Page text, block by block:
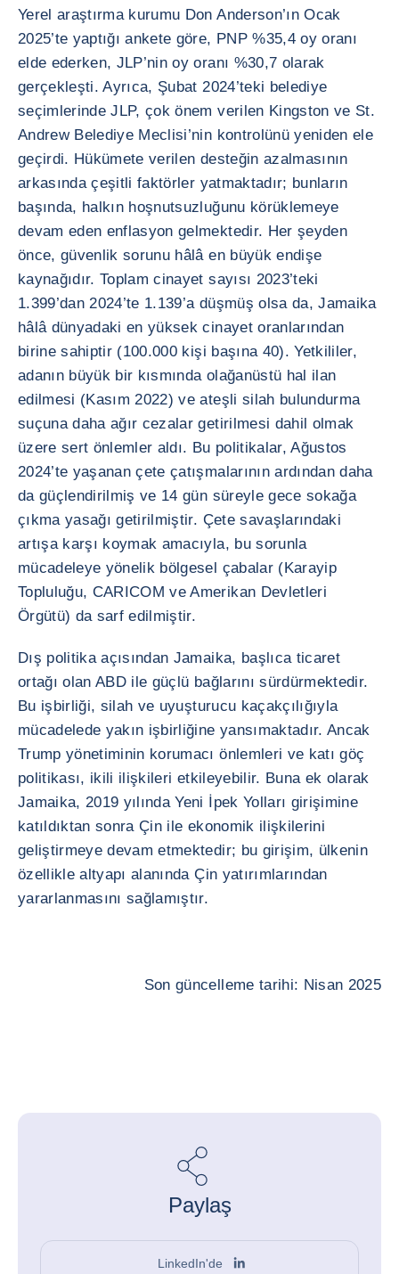
Yerel araştırma kurumu Don Anderson’ın Ocak
2025’te yaptığı ankete göre, PNP %35,4 oy oranı
elde ederken, JLP’nin oy oranı %30,7 olarak
gerçekleşti. Ayrıca, Şubat 2024’teki belediye
seçimlerinde JLP, çok önem verilen Kingston ve St.
Andrew Belediye Meclisi’nin kontrolünü yeniden ele
geçirdi. Hükümete verilen desteğin azalmasının
arkasında çeşitli faktörler yatmaktadır; bunların
başında, halkın hoşnutsuzluğunu körüklemeye
devam eden enflasyon gelmektedir. Her şeyden
önce, güvenlik sorunu hâlâ en büyük endişe
kaynağıdır. Toplam cinayet sayısı 2023’teki
1.399’dan 2024’te 1.139’a düşmüş olsa da, Jamaika
hâlâ dünyadaki en yüksek cinayet oranlarından
birine sahiptir (100.000 kişi başına 40). Yetkililer,
adanın büyük bir kısmında olağanüstü hal ilan
edilmesi (Kasım 2022) ve ateşli silah bulundurma
suçuna daha ağır cezalar getirilmesi dahil olmak
üzere sert önlemler aldı. Bu politikalar, Ağustos
2024’te yaşanan çete çatışmalarının ardından daha
da güçlendirilmiş ve 14 gün süreyle gece sokağa
çıkma yasağı getirilmiştir. Çete savaşlarındaki
artışa karşı koymak amacıyla, bu sorunla
mücadeleye yönelik bölgesel çabalar (Karayip
Topluluğu, CARICOM ve Amerikan Devletleri
Örgütü) da sarf edilmiştir.
Dış politika açısından Jamaika, başlıca ticaret
ortağı olan ABD ile güçlü bağlarını sürdürmektedir.
Bu işbirliği, silah ve uyuşturucu kaçakçılığıyla
mücadelede yakın işbirliğine yansımaktadır. Ancak
Trump yönetiminin korumacı önlemleri ve katı göç
politikası, ikili ilişkileri etkileyebilir. Buna ek olarak
Jamaika, 2019 yılında Yeni İpek Yolları girişimine
katıldıktan sonra Çin ile ekonomik ilişkilerini
geliştirmeye devam etmektedir; bu girişim, ülkenin
özellikle altyapı alanında Çin yatırımlarından
yararlanmasını sağlamıştır.
Son güncelleme tarihi: Nisan 2025
Paylaş
LinkedIn'de